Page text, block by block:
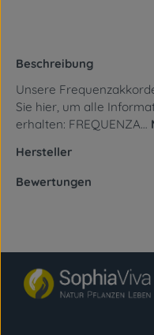
Beschreibung
Unsere
Sie hier, um alle
erhalten: FREQUENZA…
Hersteller
Bewertungen